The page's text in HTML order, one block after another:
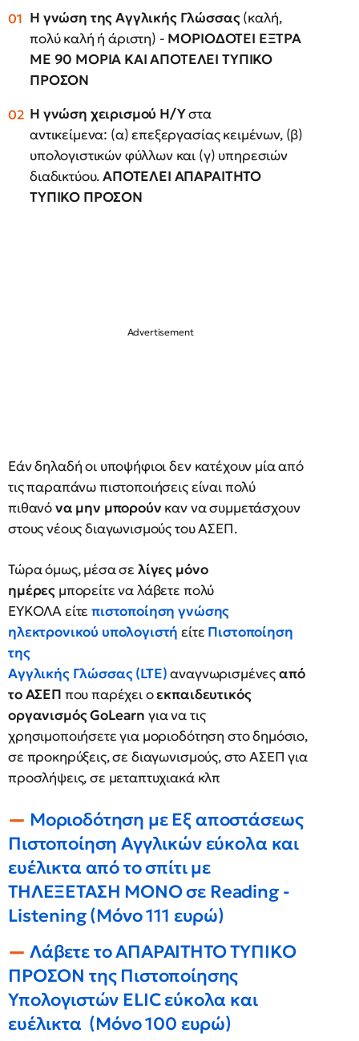
H γνώση της Αγγλικής Γλώσσας(καλή,
πολύ καλή ή άριστη) - ΜΟΡΙΟΔΟΤΕΙ ΕΞΤΡΑ
ΜΕ 90 ΜΟΡΙΑ ΚΑΙ ΑΠΟΤΕΛΕΙ ΤΥΠΙΚΟ
ΠΡΟΣΟΝ
H γνώση χειρισμού Η/Υστα
αντικείμενα: (α) επεξεργασίας κειμένων, (β)
υπολογιστικών φύλλων και (γ) υπηρεσιών
διαδικτύου.ΑΠΟΤΕΛΕΙ ΑΠΑΡΑΙΤΗΤΟ
ΤΥΠΙΚΟ ΠΡΟΣΟΝ
Εάν δηλαδή οι υποψήφιοι δεν κατέχουν μία από
τις παραπάνω πιστοποιήσεις είναι πολύ
πιθανόνα μην μπορούν καν να συμμετάσχουν
στους νέους διαγωνισμούς του ΑΣΕΠ.
Τώρα όμως, μέσα σε λίγες μόνο
ημέρες μπορείτε να λάβετε πολύ
ΕΥΚΟΛΑ είτεπιστοποίηση γνώσης
ηλεκτρονικού υπολογιστή είτε Πιστοποίηση
της
Αγγλικής Γλώσσας (LTE)αναγνωρισμένεςαπό
το ΑΣΕΠ που παρέχει οεκπαιδευτικός
οργανισμός GoLearn για να τις
χρησιμοποιήσετε για μοριοδότηση στο δημόσιο,
σε προκηρύξεις, σε διαγωνισμούς, στο ΑΣΕΠ για
προσλήψεις, σε μεταπτυχιακά κλπ
Μοριοδότηση με Εξ αποστάσεως
Πιστοποίηση Αγγλικών εύκολα και
ευέλικτα από το σπίτι με
ΤΗΛΕΞΕΤΑΣΗ ΜΟΝΟ σε Reading -
Listening (Μόνο 111 ευρώ)
Λάβετε το ΑΠΑΡΑΙΤΗΤΟ ΤΥΠΙΚΟ
ΠΡΟΣΟΝ της Πιστοποίησης
Υπολογιστών ELIC εύκολα και
ευέλικτα (Μόνο 100 ευρώ)